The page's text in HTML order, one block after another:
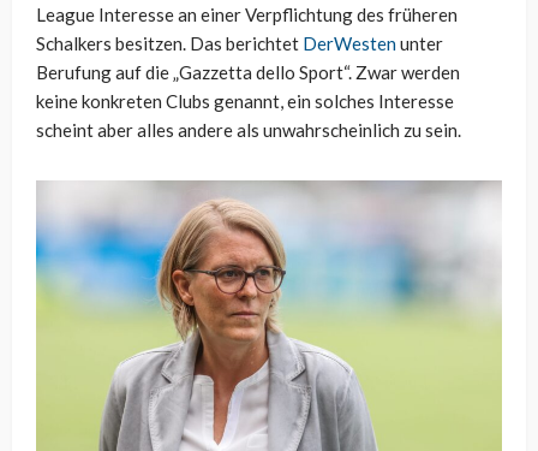
League Interesse an einer Verpflichtung des früheren
Schalkers besitzen. Das berichtet DerWestenunter
Berufung auf die „Gazzetta dello Sport“. Zwar werden
keine konkreten Clubs genannt, ein solches Interesse
scheint aber alles andere als unwahrscheinlich zu sein.